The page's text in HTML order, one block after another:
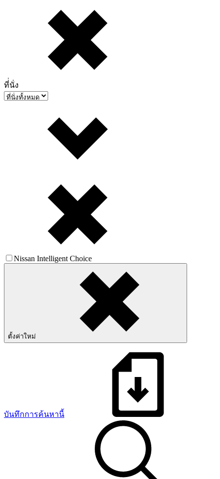
ที่่นั่ง
Nissan Intelligent Choice
ตั้งค่าใหม่
บันทึกการค้นหานี้